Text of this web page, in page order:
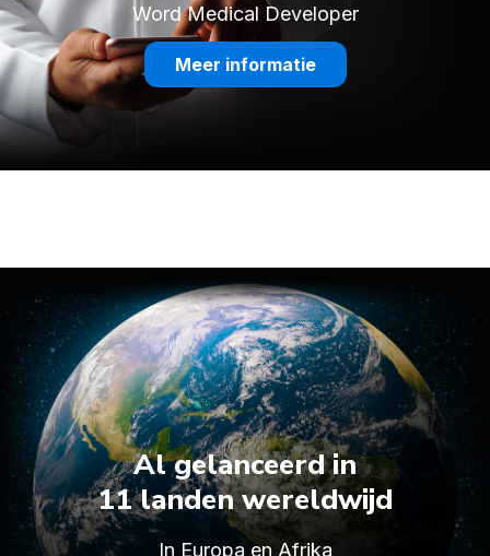
Word Medical Developer
Meer informatie
Al gelanceerd in
11 landen wereldwijd
In Europa en Afrika